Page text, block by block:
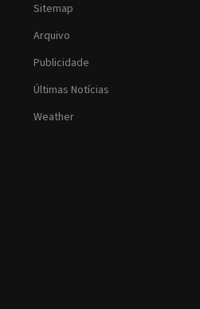
Sitemap
Arquivo
Publicidade
Últimas Notícias
Weather